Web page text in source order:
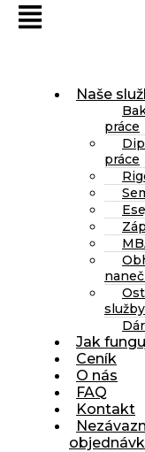
Naše
práce
práce
služby
Jak
Ceník
O nás
FAQ
Kontakt